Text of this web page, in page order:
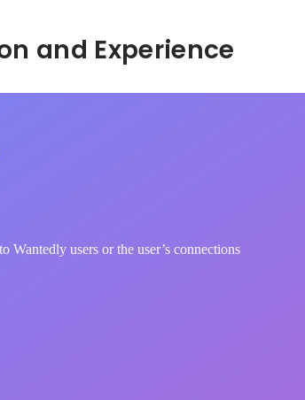
users or the user’s connections